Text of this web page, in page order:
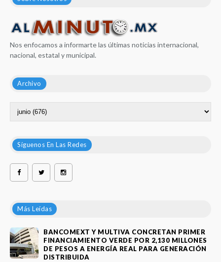
Nos enfocamos a informarte las últimas noticias internacional,
nacional, estatal y municipal.
Archivo
Síguenos En Las Redes
Más Leídas
BANCOMEXT Y MULTIVA CONCRETAN PRIMER
FINANCIAMIENTO VERDE POR 2,130 MILLONES
DE PESOS A ENERGÍA REAL PARA GENERACIÓN
DISTRIBUIDA